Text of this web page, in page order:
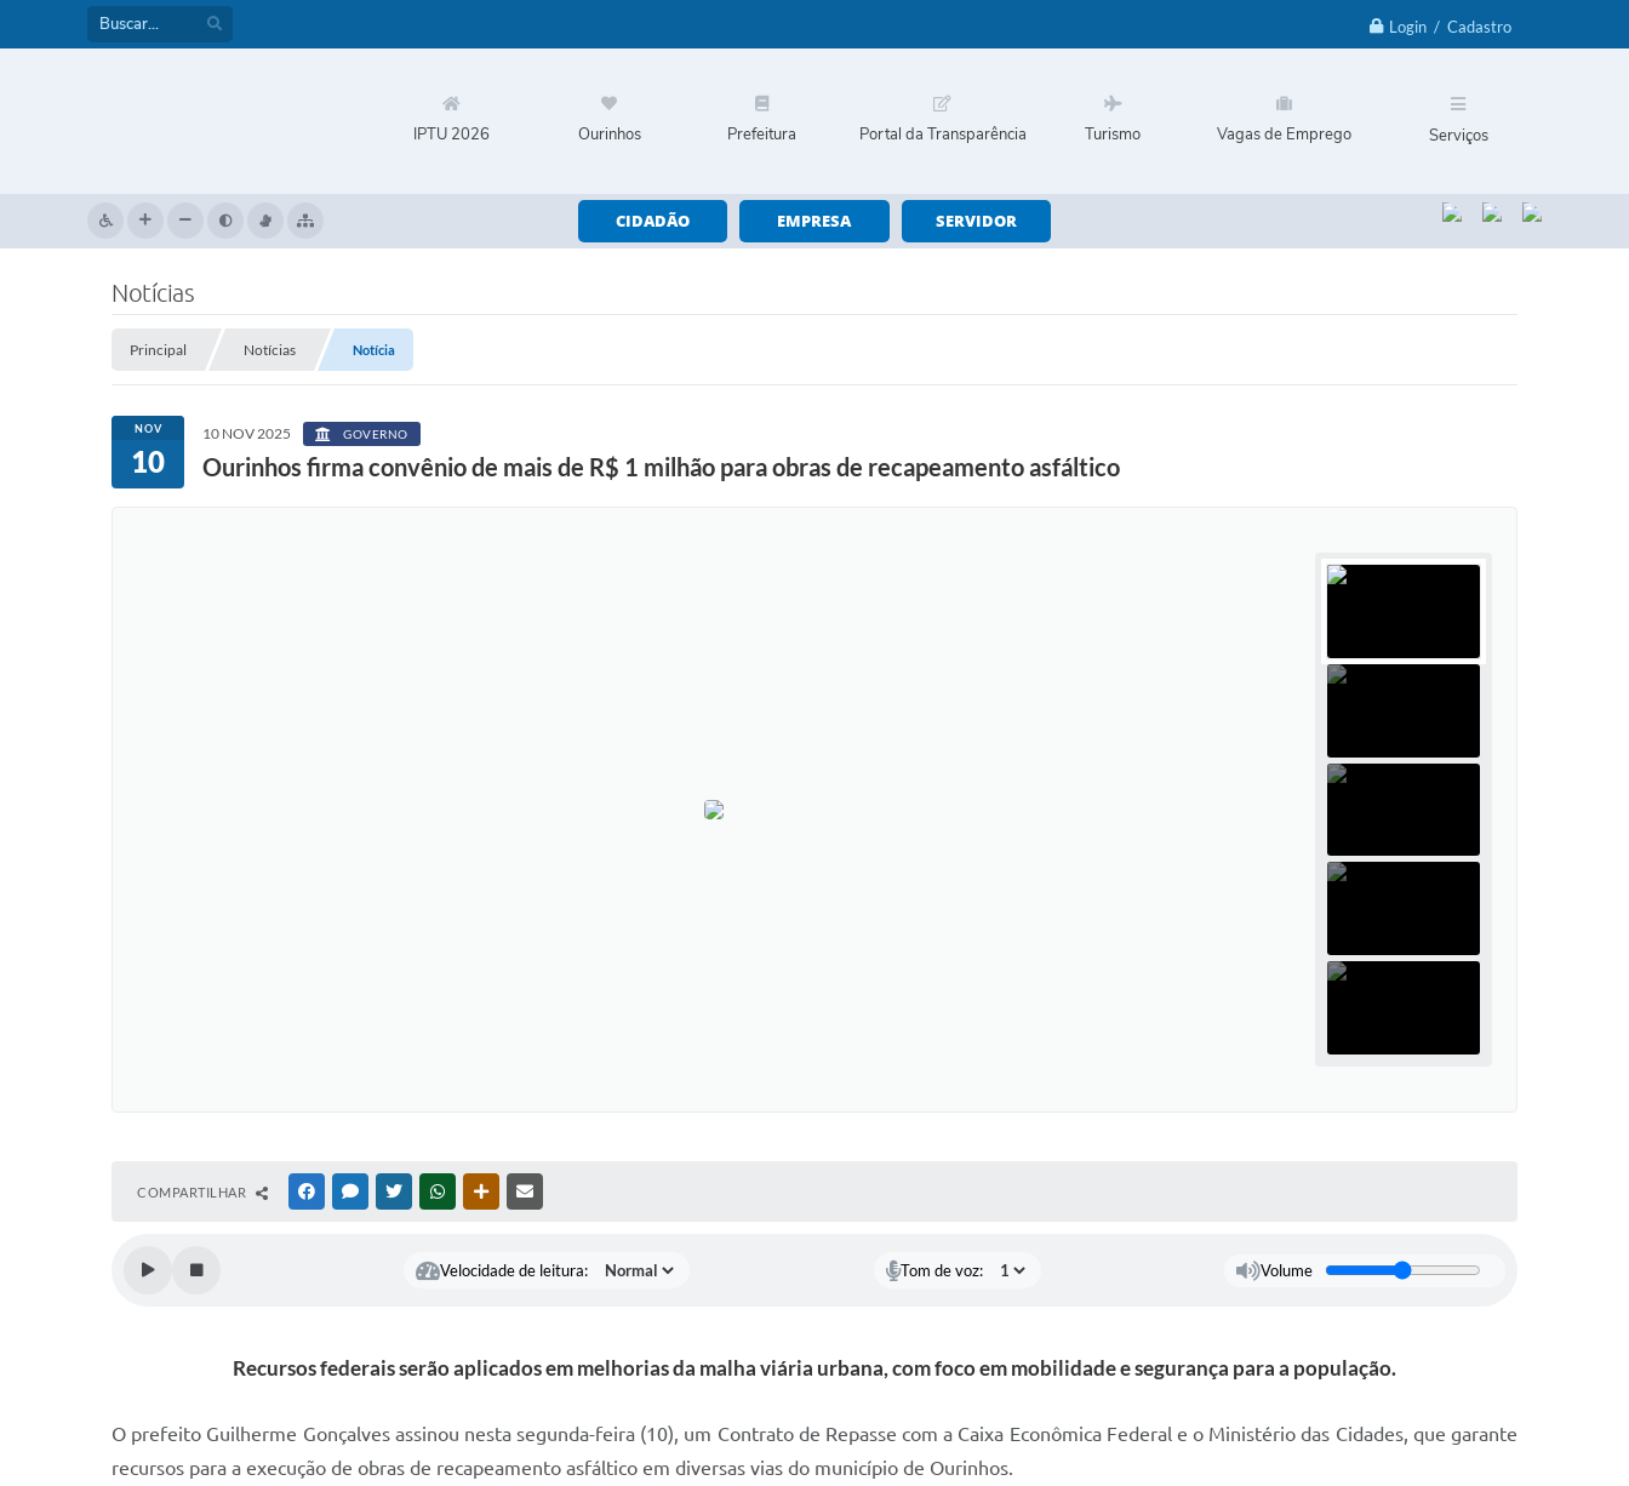
Login / Cadastro
IPTU 2026 Ourinhos Prefeitura Portal da Transparência Turismo Vagas de Emprego Serviços
CIDADÃO EMPRESA SERVIDOR
Notícias
Principal Notícias Notícia
NOV
10
10 NOV 2025 GOVERNO
Ourinhos firma convênio de mais de R$ 1 milhão para obras de recapeamento asfáltico
COMPARTILHAR FACEBOOKMESSENGER
TWITTERWHATSAPPOUTRAS MÍDIAS
Velocidade de leitura: Tom de voz: Volume
Recursos federais serão aplicados em melhorias da malha viária urbana, com foco em mobilidade e segurança para a população.
O prefeito Guilherme Gonçalves assinou nesta segunda-feira (10), um Contrato de Repasse com a Caixa Econômica Federal e o Ministério das Cidades, que garante
recursos para a execução de obras de recapeamento asfáltico em diversas vias do município de Ourinhos.